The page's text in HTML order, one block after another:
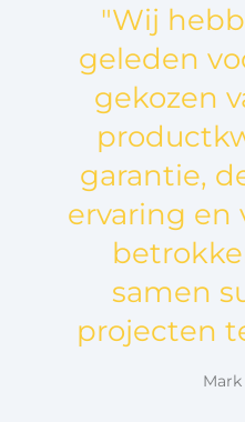
"Wij
geleden
gekozen
garantie,
ervaring en
samen
projecten
Mark